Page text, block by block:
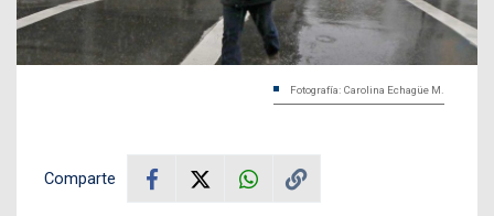
Fotografía: Carolina Echagüe M.
Comparte